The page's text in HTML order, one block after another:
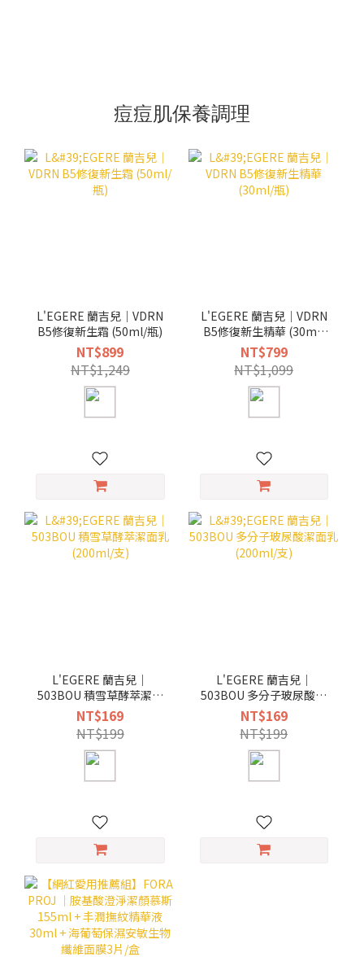
痘痘肌保養調理
L'EGERE 蘭吉兒｜VDRN
B5修復新生霜 (50ml/瓶)
NT$899
NT$1,249
L'EGERE 蘭吉兒｜VDRN
B5修復新生精華 (30ml/
瓶)
NT$799
NT$1,099
L'EGERE 蘭吉兒｜
503BOU 積雪草酵萃潔面
乳 (200ml/支)
NT$169
NT$199
L'EGERE 蘭吉兒｜
503BOU 多分子玻尿酸潔
面乳 (200ml/支)
NT$169
NT$199